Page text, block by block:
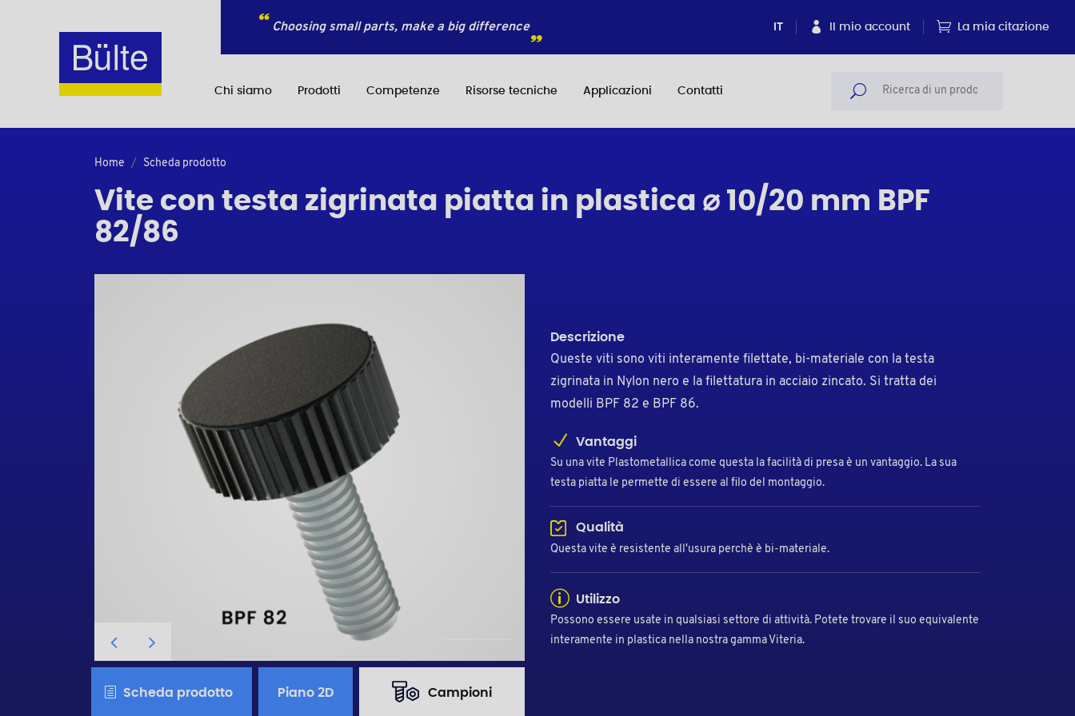
Choosing small parts, make a big difference IT Il mio account La mia citazione
Chi siamo Prodotti Competenze Risorse tecniche Applicazioni Contatti
Home Scheda prodotto
Vite con testa zigrinata piatta in plastica ⌀ 10/20 mm BPF
82/86
Scheda prodotto Piano 2D Campioni
Descrizione
Queste viti sono viti interamente filettate, bi-materiale con la testa
zigrinata in Nylon nero e la filettatura in acciaio zincato. Si tratta dei
modelli BPF 82 e BPF 86.
Vantaggi
Su una vite Plastometallica come questa la facilità di presa è un vantaggio. La sua
testa piatta le permette di essere al filo del montaggio.
Qualità
Questa vite è resistente all'usura perchè è bi-materiale.
Utilizzo
Possono essere usate in qualsiasi settore di attività. Potete trovare il suo equivalente
interamente in plastica nella nostra gamma Viteria.